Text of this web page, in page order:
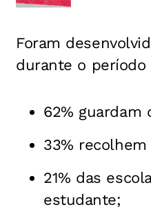
Foram
durante o período
62% guardam
33%
21% das
estudante;